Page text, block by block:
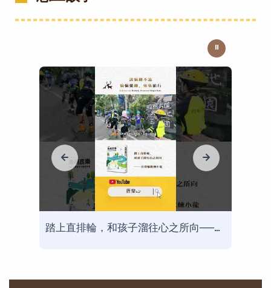
⏸
踏上直排輪，和孩子溜往心之所向──直排輪教練小龍